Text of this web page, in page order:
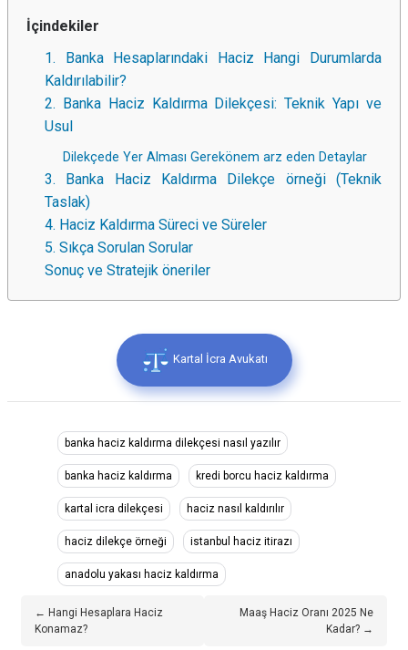
İçindekiler
1. Banka Hesaplarındaki Haciz Hangi Durumlarda
Kaldırılabilir?
2. Banka Haciz Kaldırma Dilekçesi: Teknik Yapı ve
Usul
Dilekçede Yer Alması Gerekönem arz eden Detaylar
3. Banka Haciz Kaldırma Dilekçe örneği (Teknik
Taslak)
4. Haciz Kaldırma Süreci ve Süreler
5. Sıkça Sorulan Sorular
Sonuç ve Stratejik öneriler
Kartal İcra Avukatı
banka haciz kaldırma dilekçesi nasıl yazılır
banka haciz kaldırma kredi borcu haciz kaldırma
kartal icra dilekçesi haciz nasıl kaldırılır
haciz dilekçe örneği istanbul haciz itirazı
anadolu yakası haciz kaldırma
← Hangi Hesaplara Haciz
Konamaz?
Maaş Haciz Oranı 2025 Ne
Kadar? →